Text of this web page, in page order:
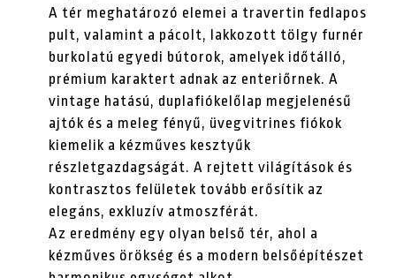
A tér meghatározó elemei a travertin fedlapos
pult, valamint a pácolt, lakkozott tölgy furnér
burkolatú egyedi bútorok, amelyek időtálló,
prémium karaktert adnak az enteriőrnek. A
vintage hatású, duplafiókelőlap megjelenésű
ajtók és a meleg fényű, üvegvitrines fiókok
kiemelik a kézműves kesztyűk
részletgazdagságát. A rejtett világítások és
kontrasztos felületek tovább erősítik az
elegáns, exkluzív atmoszférát.
Az eredmény egy olyan belső tér, ahol a
kézműves örökség és a modern belsőépítészet